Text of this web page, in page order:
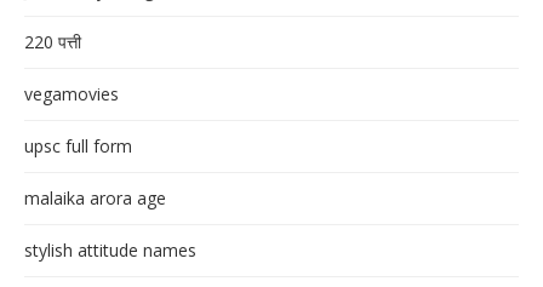
220 पत्ती
vegamovies
upsc full form
malaika arora age
stylish attitude names